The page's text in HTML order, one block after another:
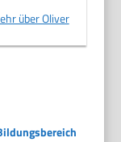
über Oliver